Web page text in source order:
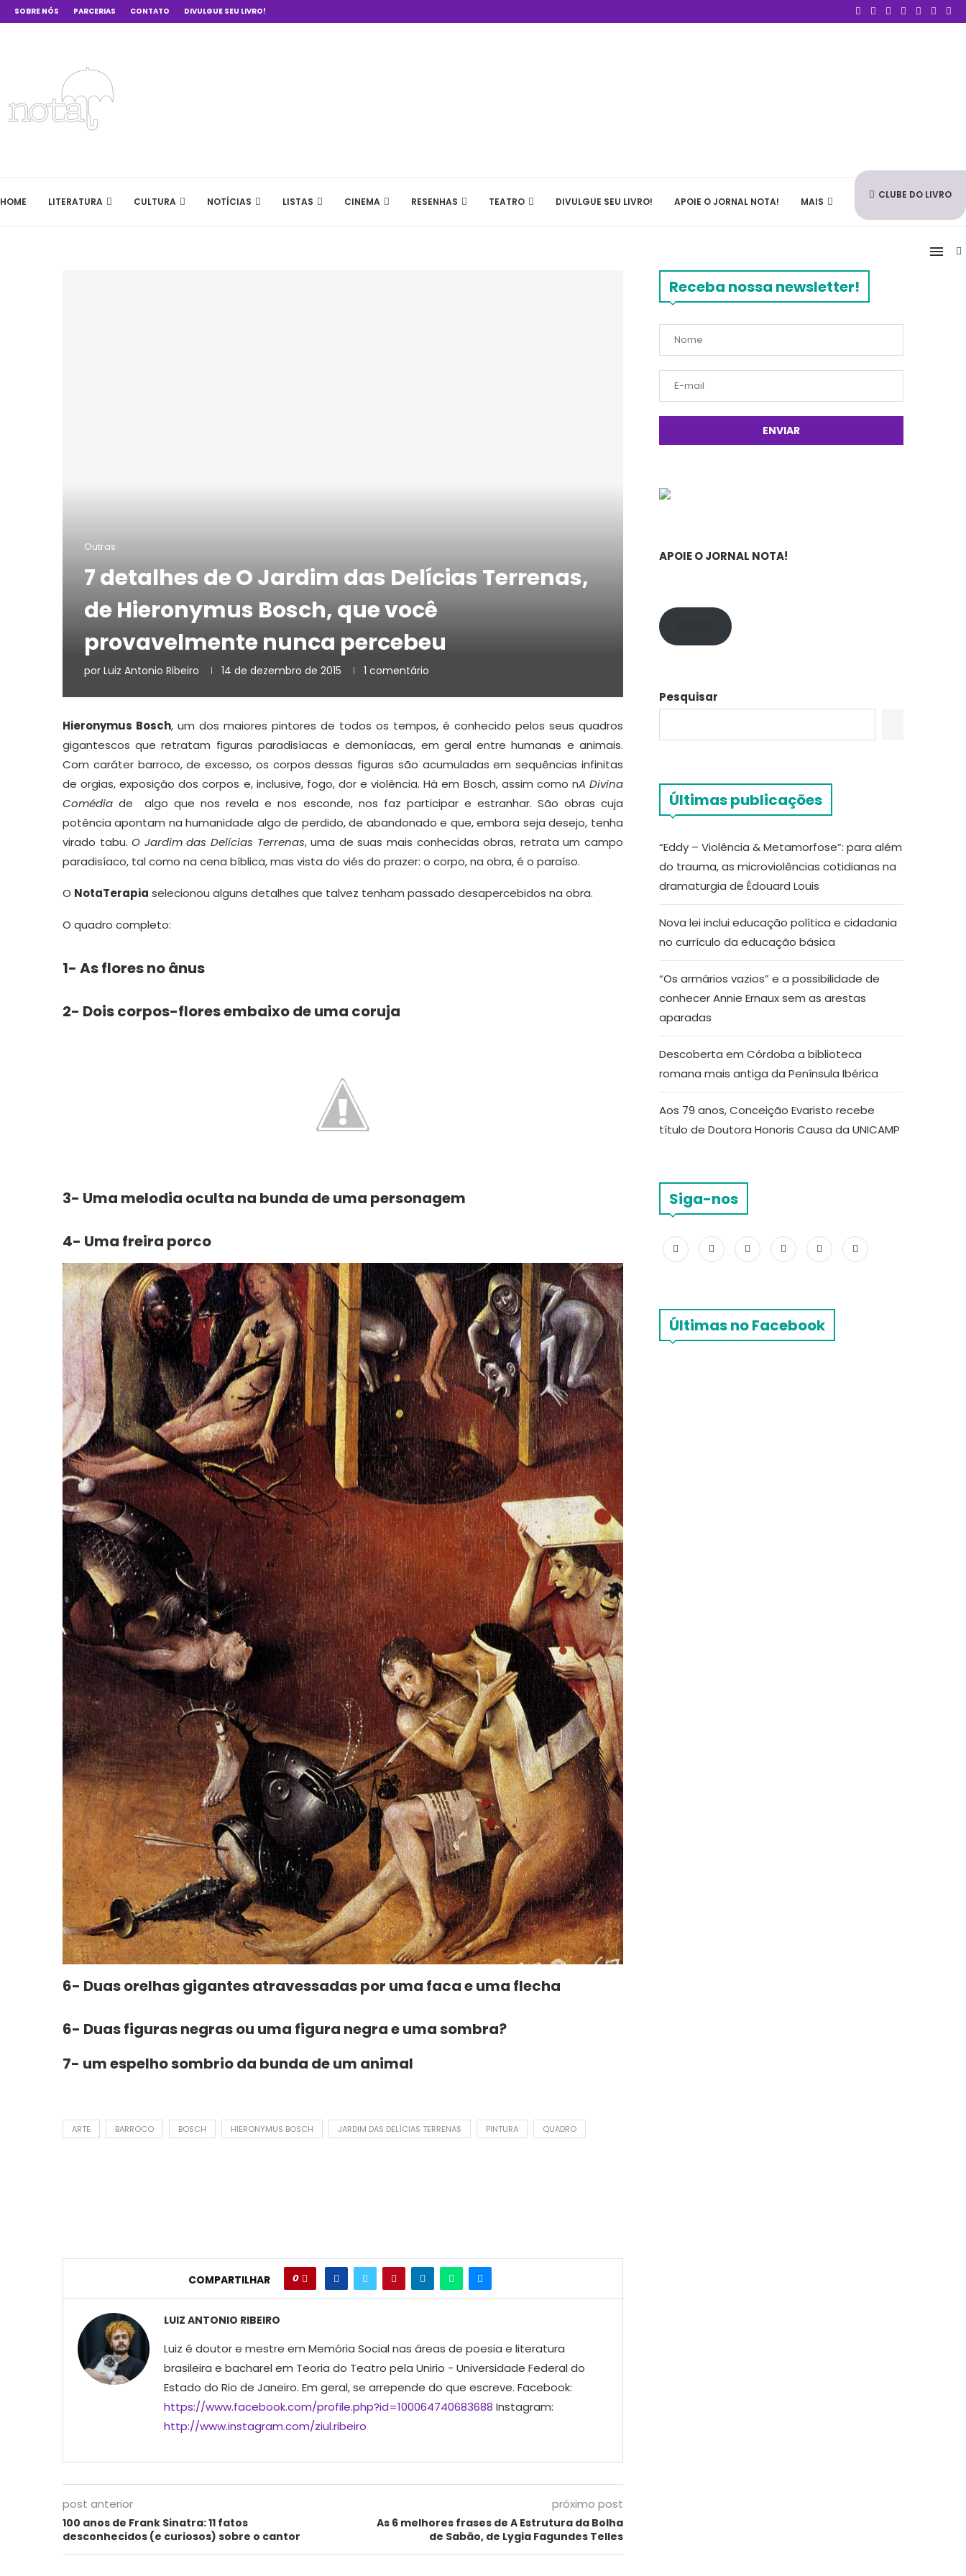
SOBRE NÓS PARCERIAS CONTATO DIVULGUE SEU LIVRO!
HOME LITERATURA CULTURA NOTÍCIAS LISTAS CINEMA RESENHAS TEATRO DIVULGUE SEU LIVRO! APOIE O JORNAL NOTA! MAIS
CLUBE DO LIVRO
Outras
7 detalhes de O Jardim das Delícias Terrenas,
de Hieronymus Bosch, que você
provavelmente nunca percebeu
por Luiz Antonio Ribeiro 14 de dezembro de 2015 1 comentário
Hieronymus Bosch, um dos maiores pintores de todos os tempos, é conhecido pelos seus quadros
gigantescos que retratam figuras paradisíacas e demoníacas, em geral entre humanas e animais.
Com caráter barroco, de excesso, os corpos dessas figuras são acumuladas em sequências infinitas
de orgias, exposição dos corpos e, inclusive, fogo, dor e violência. Há em Bosch, assim como nA Divina
Comédia de algo que nos revela e nos esconde, nos faz participar e estranhar. São obras cuja
potência apontam na humanidade algo de perdido, de abandonado e que, embora seja desejo, tenha
virado tabu.O Jardim das Delícias Terrenas, uma de suas mais conhecidas obras, retrata um campo
paradisíaco, tal como na cena bíblica, mas vista do viés do prazer: o corpo, na obra, é o paraíso.
O NotaTerapia selecionou alguns detalhes que talvez tenham passado desapercebidos na obra.
O quadro completo:
1- As flores no ânus
2- Dois corpos-flores embaixo de uma coruja
3- Uma melodia oculta na bunda de uma personagem
4- Uma freira porco
6- Duas orelhas gigantes atravessadas por uma faca e uma flecha
6- Duas figuras negras ou uma figura negra e uma sombra?
7- um espelho sombrio da bunda de um animal
ARTE BARROCO BOSCH HIERONYMUS BOSCH JARDIM DAS DELÍCIAS TERRENAS PINTURA QUADRO
COMPARTILHAR 0
LUIZ ANTONIO RIBEIRO
Luiz é doutor e mestre em Memória Social nas áreas de poesia e literatura
brasileira e bacharel em Teoria do Teatro pela Unirio - Universidade Federal do
Estado do Rio de Janeiro. Em geral, se arrepende do que escreve. Facebook:
https://www.facebook.com/profile.php?id=100064740683688 Instagram:
http://www.instagram.com/ziul.ribeiro
post anterior
100 anos de Frank Sinatra: 11 fatos
desconhecidos (e curiosos) sobre o cantor
próximo post
As 6 melhores frases de A Estrutura da Bolha
de Sabão, de Lygia Fagundes Telles
Receba nossa newsletter!
APOIE O JORNAL NOTA!
Pesquisar
Últimas publicações
“Eddy – Violência & Metamorfose”: para além
do trauma, as microviolências cotidianas na
dramaturgia de Édouard Louis
Nova lei inclui educação política e cidadania
no currículo da educação básica
“Os armários vazios” e a possibilidade de
conhecer Annie Ernaux sem as arestas
aparadas
Descoberta em Córdoba a biblioteca
romana mais antiga da Península Ibérica
Aos 79 anos, Conceição Evaristo recebe
título de Doutora Honoris Causa da UNICAMP
Siga-nos
Últimas no Facebook